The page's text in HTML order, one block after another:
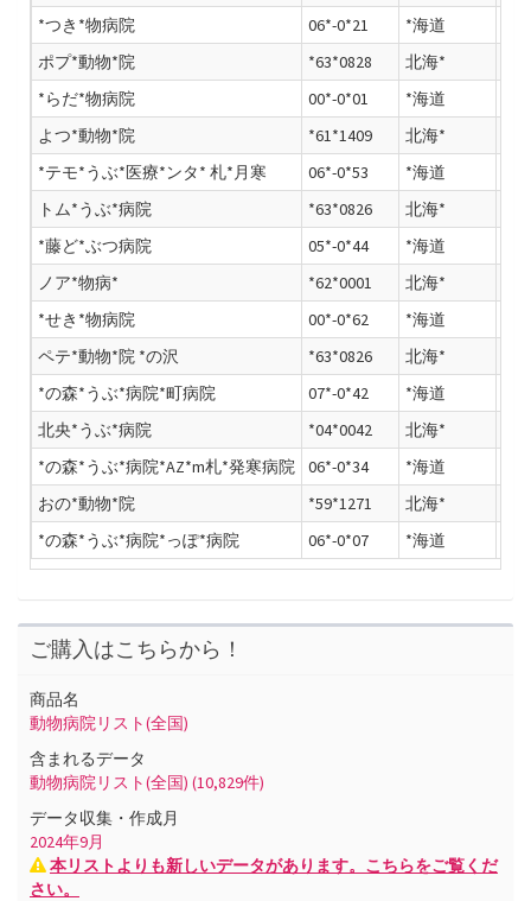
*つき*物病院
06*-0*21 *海道
ポプ*動物*院
*63*0828 北海*
*らだ*物病院
00*-0*01 *海道
よつ*動物*院
*61*1409 北海*
*テモ*うぶ*医療*ンタ* 札*月寒
06*-0*53
*海道
トム*うぶ*病院
*63*0826 北海*
*藤ど*ぶつ病院
05*-0*44 *海道
ノア*物病*
*62*0001 北海*
*せき*物病院
00*-0*62 *海道
ペテ*動物*院 *の沢
*63*0826
北海*
*の森*うぶ*病院*町病院
07*-0*42 *海道
北央*うぶ*病院
*04*0042 北海*
*の森*うぶ*病院*AZ*m札*発寒病院
06*-0*34
*海道
おの*動物*院
*59*1271 北海*
*の森*うぶ*病院*っぽ*病院
06*-0*07 *海道
ご購入はこちらから！
商品名
動物病院リスト(全国)
含まれるデータ
動物病院リスト(全国) (10,829件)
データ収集・作成月
2024年9月
本リストよりも新しいデータがあります。こちらをご覧くだ
さい。